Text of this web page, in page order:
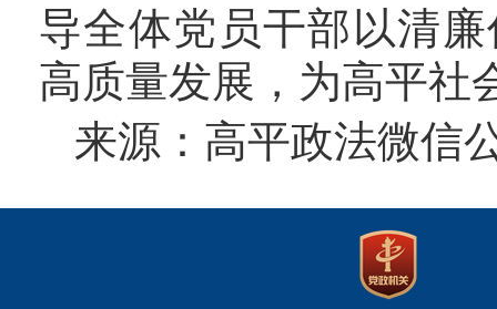
导全体党员干部以清
高质量发展，为高平社
来源：高平政法微信